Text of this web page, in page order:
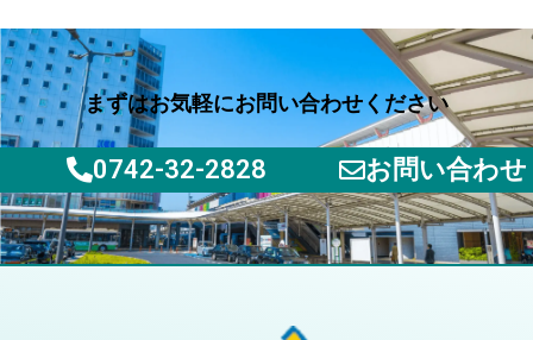
まずはお気軽にお問い合わせください
0742-32-2828 お問い合わせ